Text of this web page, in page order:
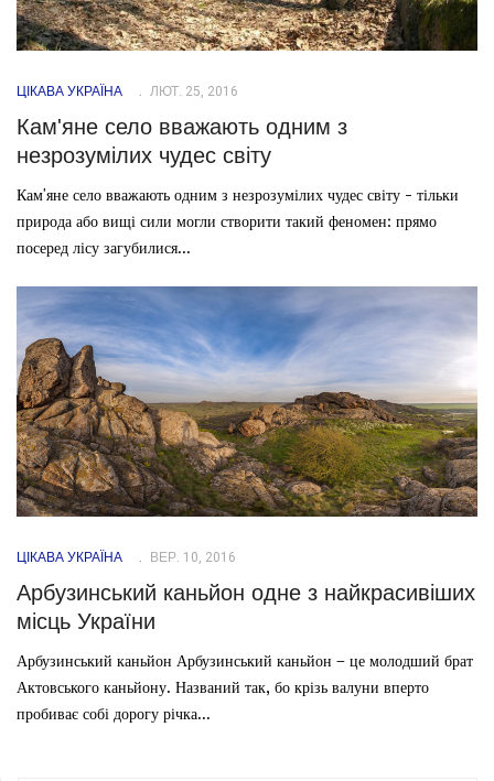
ЦІКАВА УКРАЇНА ЛЮТ. 25, 2016
Кам'яне село вважають одним з
незрозумілих чудес світу
Кам'яне село вважають одним з незрозумілих чудес світу - тільки
природа або вищі сили могли створити такий феномен: прямо
посеред лісу загубилися...
ЦІКАВА УКРАЇНА ВЕР. 10, 2016
Арбузинський каньйон одне з найкрасивіших
місць України
Арбузинський каньйон Арбузинський каньйон – це молодший брат
Актовського каньйону. Названий так, бо крізь валуни вперто
пробиває собі дорогу річка...